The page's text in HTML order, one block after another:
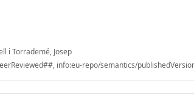
i Torrademé, Josep
info:eu-repo/semantics/